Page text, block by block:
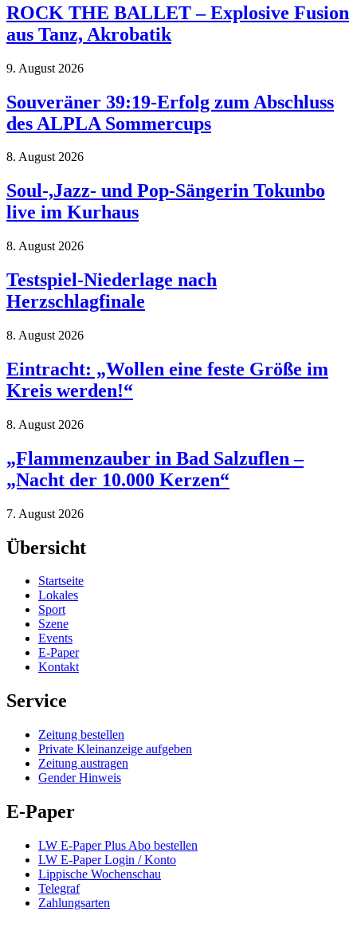
ROCK THE BALLET – Explosive Fusion
aus Tanz, Akrobatik
9. August 2026
Souveräner 39:19-Erfolg zum Abschluss
des ALPLA Sommercups
8. August 2026
Soul-,Jazz- und Pop-Sängerin Tokunbo
live im Kurhaus
8. August 2026
Testspiel-Niederlage nach
Herzschlagfinale
8. August 2026
Eintracht: „Wollen eine feste Größe im
Kreis werden!“
8. August 2026
„Flammenzauber in Bad Salzuflen –
„Nacht der 10.000 Kerzen“
7. August 2026
Übersicht
Startseite
Lokales
Sport
Szene
Events
E-Paper
Kontakt
Service
Zeitung bestellen
Private Kleinanzeige aufgeben
Zeitung austragen
Gender Hinweis
E-Paper
LW E-Paper Plus Abo bestellen
LW E-Paper Login / Konto
Lippische Wochenschau
Telegraf
Zahlungsarten